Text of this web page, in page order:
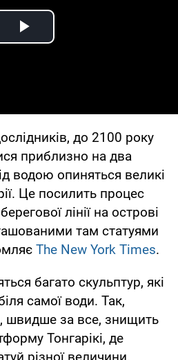
Play Video
до 2100 року
приблизно на два
водою опиняться великі
Це посилить процес
лінії на острові
там статуями
The New York Times.
багато скульптур, які
самої води. Так,
швидше за все, знищить
Тонгарікі, де
різної величини.